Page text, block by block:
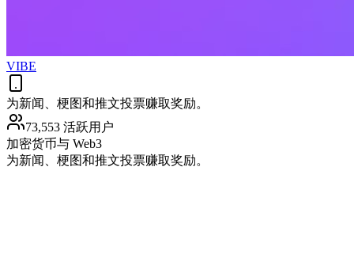
VIBE
为新闻、梗图和推文投票赚取奖励。
73,553 活跃用户
加密货币与 Web3
为新闻、梗图和推文投票赚取奖励。